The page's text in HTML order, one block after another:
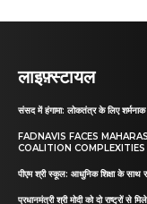
लाइफ़्स्टायल
संसद में हंगामा: लोकतंत्र के लिए शर्मनाक
FADNAVIS FACES
COALITION COMPLEXITIES
पीएम श्री स्कूल: आधुनिक शिक्षा के साथ
प्रधानमंत्री श्री मोदी को दो राष्ट्रों से